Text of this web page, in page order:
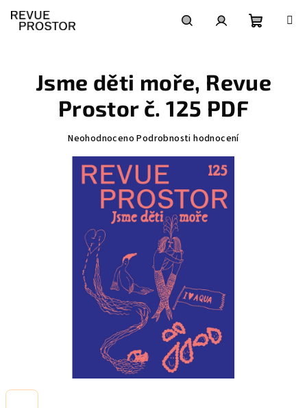
obsah
košík
Jsme děti moře, Revue
Prostor č. 125 PDF
Průměrné
produktu
hvězdiček.
Neohodnoceno Podrobnosti hodnocení